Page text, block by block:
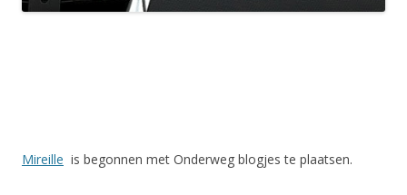
Mireille is begonnen met Onderweg blogjes te plaatsen.